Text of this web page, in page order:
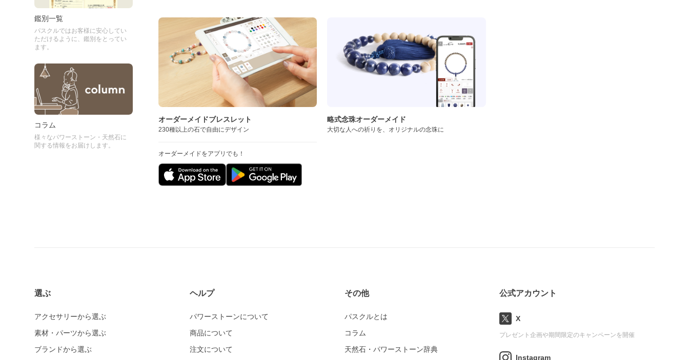
鑑別一覧
パスクルではお客様に安心してい
ただけるように、鑑別をとってい
ます。
コラム
様々なパワーストーン・天然石に
関する情報をお届けします。
オーダーメイドブレスレット
230種以上の石で自由にデザイン
オーダーメイドをアプリでも！
略式念珠オーダーメイド
大切な人への祈りを、オリジナルの念珠に
選ぶ
アクセサリーから選ぶ
素材・パーツから選ぶ
ブランドから選ぶ
ヘルプ
パワーストーンについて
商品について
注文について
その他
パスクルとは
コラム
天然石・パワーストーン辞典
公式アカウント
X
プレゼント企画や期間限定のキャンペーンを開催
Instagram